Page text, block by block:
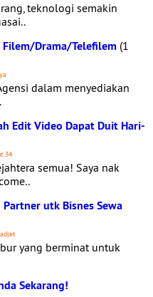
teknologi semakin
Drama/Telefilem (1
dalam menyediakan
Edit Video Dapat Duit Hari-
34
semua! Saya nak
utk Bisnes Sewa
yang berminat untuk
Sekarang!